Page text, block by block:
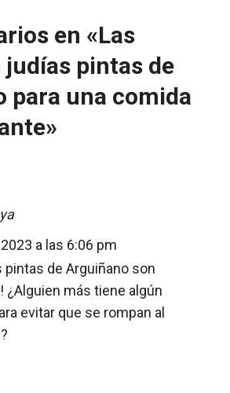
en «Las
pintas de
para una comida
a las 6:06 pm
pintas de Arguiñano son
¿Alguien más tiene algún
evitar que se rompan al